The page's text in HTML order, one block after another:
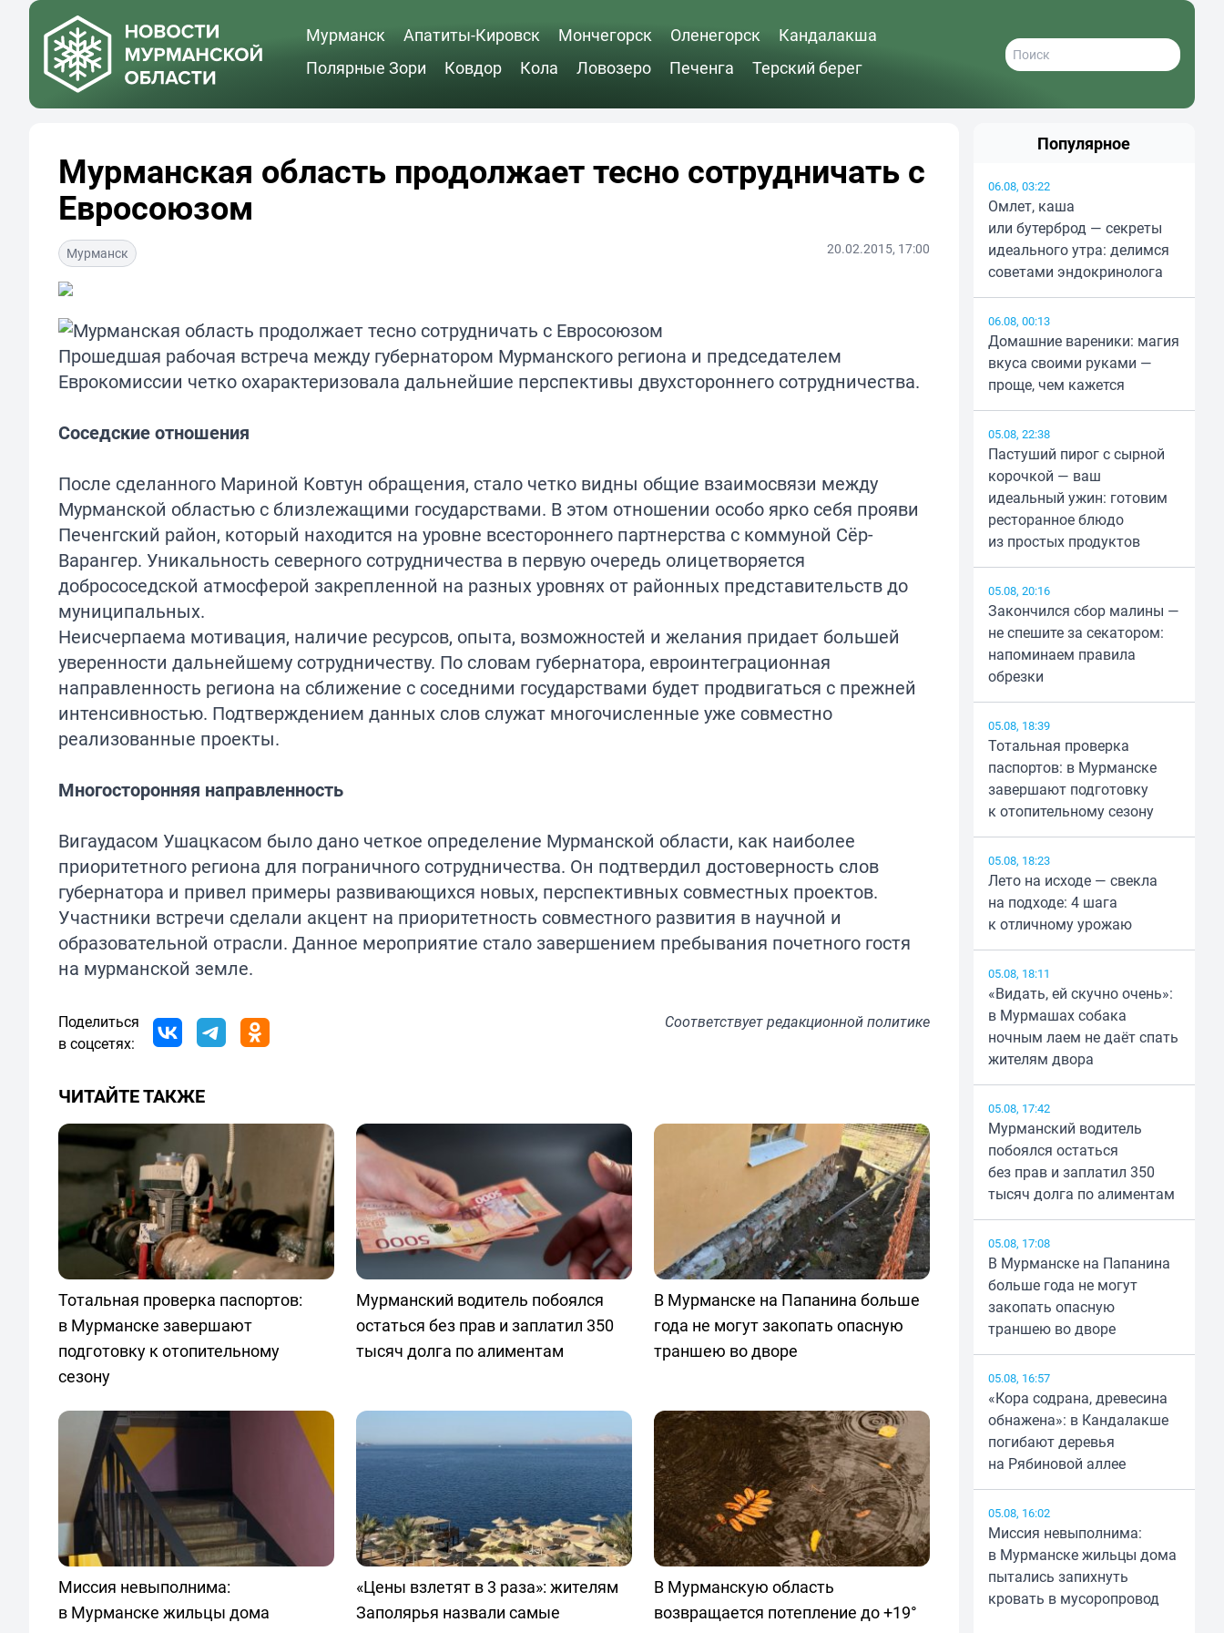
Мурманск Апатиты-Кировск Мончегорск Оленегорск
Кандалакша
Полярные Зори
Ковдор Кола Ловозеро Печенга Терский берег
Мурманская область продолжает тесно сотрудничать с
Евросоюзом
Мурманск 20.02.2015, 17:00
Прошедшая рабочая встреча между губернатором Мурманского региона и председателем
Еврокомиссии четко охарактеризовала дальнейшие перспективы двухстороннего сотрудничества.
Соседские отношения
После сделанного Мариной Ковтун обращения, стало четко видны общие взаимосвязи между
Мурманской областью с близлежащими государствами. В этом отношении особо ярко себя прояви
Печенгский район, который находится на уровне всестороннего партнерства с коммуной Сёр-
Варангер. Уникальность северного сотрудничества в первую очередь олицетворяется
добрососедской атмосферой закрепленной на разных уровнях от районных представительств до
муниципальных.
Неисчерпаема мотивация, наличие ресурсов, опыта, возможностей и желания придает большей
уверенности дальнейшему сотрудничеству. По словам губернатора, евроинтеграционная
направленность региона на сближение с соседними государствами будет продвигаться с прежней
интенсивностью. Подтверждением данных слов служат многочисленные уже совместно
реализованные проекты.
Многосторонняя направленность
Вигаудасом Ушацкасом было дано четкое определение Мурманской области, как наиболее
приоритетного региона для пограничного сотрудничества. Он подтвердил достоверность слов
губернатора и привел примеры развивающихся новых, перспективных совместных проектов.
Участники встречи сделали акцент на приоритетность совместного развития в научной и
образовательной отрасли. Данное мероприятие стало завершением пребывания почетного гостя
на мурманской земле.
Поделиться
в соцсетях:
Соответствуетредакционной политике
ЧИТАЙТЕ ТАКЖЕ
Тотальная проверка паспортов:
в Мурманске завершают
подготовку к отопительному
сезону
Мурманский водитель побоялся
остаться без прав и заплатил 350
тысяч долга по алиментам
В Мурманске на Папанина больше
года не могут закопать опасную
траншею во дворе
Миссия невыполнима:
в Мурманске жильцы дома
«Цены взлетят в 3 раза»: жителям
Заполярья назвали самые
В Мурманскую область
возвращается потепление до +19°
Популярное
06.08, 03:22
Омлет, каша
или бутерброд — секреты
идеального утра: делимся
советами эндокринолога
06.08, 00:13
Домашние вареники: магия
вкуса своими руками —
проще, чем кажется
05.08, 22:38
Пастуший пирог с сырной
корочкой — ваш
идеальный ужин: готовим
ресторанное блюдо
из простых продуктов
05.08, 20:16
Закончился сбор малины —
не спешите за секатором:
напоминаем правила
обрезки
05.08, 18:39
Тотальная проверка
паспортов: в Мурманске
завершают подготовку
к отопительному сезону
05.08, 18:23
Лето на исходе — свекла
на подходе: 4 шага
к отличному урожаю
05.08, 18:11
«Видать, ей скучно очень»:
в Мурмашах собака
ночным лаем не даёт спать
жителям двора
05.08, 17:42
Мурманский водитель
побоялся остаться
без прав и заплатил 350
тысяч долга по алиментам
05.08, 17:08
В Мурманске на Папанина
больше года не могут
закопать опасную
траншею во дворе
05.08, 16:57
«Кора содрана, древесина
обнажена»: в Кандалакше
погибают деревья
на Рябиновой аллее
05.08, 16:02
Миссия невыполнима:
в Мурманске жильцы дома
пытались запихнуть
кровать в мусоропровод